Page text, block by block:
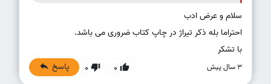
با تشکر
3 سال پیش 0
0 پاسخ